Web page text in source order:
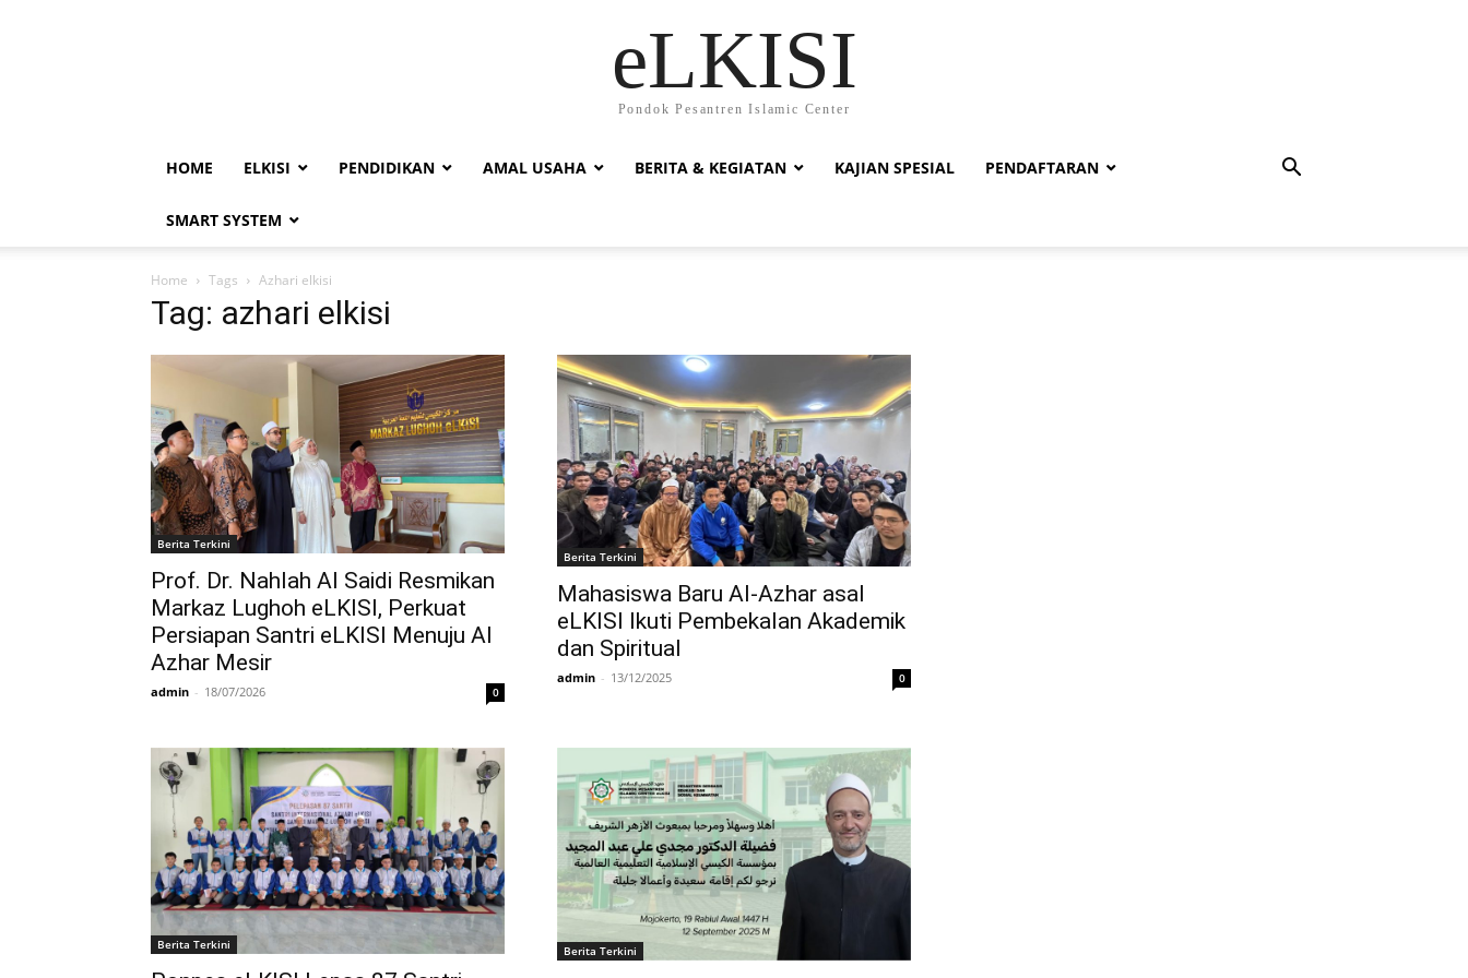
eLKISI
Pondok Pesantren Islamic Center
HOME ELKISI PENDIDIKAN AMAL USAHA BERITA & KEGIATAN KAJIAN SPESIAL PENDAFTARAN
SMART SYSTEM
Home Tags Azhari elkisi
Tag: azhari elkisi
Berita Terkini
Prof. Dr. Nahlah Al Saidi Resmikan
Markaz Lughoh eLKISI, Perkuat
Persiapan Santri eLKISI Menuju Al
Azhar Mesir
admin - 18/07/2026 0
Berita Terkini
Mahasiswa Baru Al-Azhar asal
eLKISI Ikuti Pembekalan Akademik
dan Spiritual
admin - 13/12/2025 0
Berita Terkini Berita Terkini